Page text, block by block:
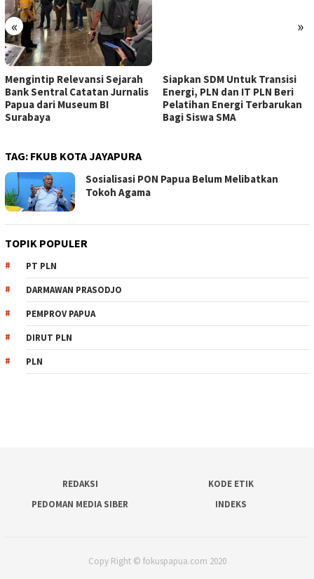
« »
Mengintip Relevansi Sejarah
Bank Sentral Catatan Jurnalis
Papua dari Museum BI
Surabaya
Siapkan SDM Untuk Transisi
Energi, PLN dan IT PLN Beri
Pelatihan Energi Terbarukan
Bagi Siswa SMA
TAG: FKUB KOTA JAYAPURA
Sosialisasi PON Papua Belum Melibatkan
Tokoh Agama
TOPIK POPULER
PT PLN
DARMAWAN PRASODJO
PEMPROV PAPUA
DIRUT PLN
PLN
REDAKSI
KODE ETIK
PEDOMAN MEDIA SIBER
INDEKS
Copy Right © fokuspapua.com 2020